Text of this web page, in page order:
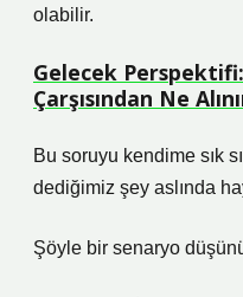
olabilir.
Gelecek
Çarşısından Ne
Bu soruyu kendime sık
dediğimiz şey aslında
Şöyle bir senaryo